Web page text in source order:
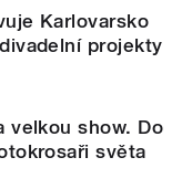
Karlovarsko
projekty
velkou show. Do
světa